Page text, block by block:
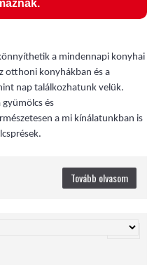
a mindennapi konyhai
otthoni konyhákban és a
nap találkozhatunk velük.
és
a mi kínálatunkban is
Tovább olvasom